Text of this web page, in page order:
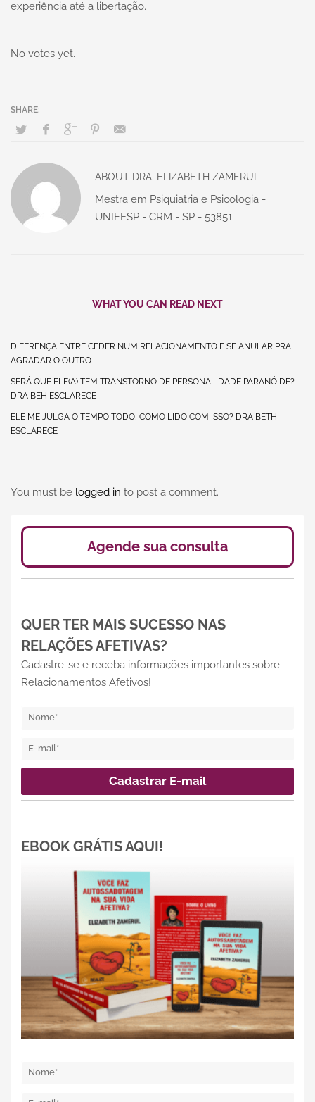
experiência até a libertação.
No votes yet.
ABOUT DRA. ELIZABETH ZAMERUL
Mestra em Psiquiatria e Psicologia -
UNIFESP - CRM - SP - 53851
WHAT YOU CAN READ NEXT
DIFERENÇA ENTRE CEDER NUM RELACIONAMENTO E SE ANULAR PRA
AGRADAR O OUTRO
SERÁ QUE ELE(A) TEM TRANSTORNO DE PERSONALIDADE PARANÓIDE?
DRA BEH ESCLARECE
ELE ME JULGA O TEMPO TODO, COMO LIDO COM ISSO? DRA BETH
ESCLARECE
You must be logged in to post a comment.
Agende sua consulta
QUER TER MAIS SUCESSO NAS
RELAÇÕES AFETIVAS?
Cadastre-se e receba informações importantes sobre
Relacionamentos Afetivos!
EBOOK GRÁTIS AQUI!